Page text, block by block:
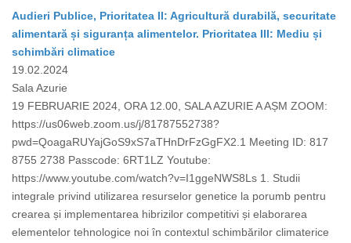
Audieri Publice, Prioritatea II: Agricultură durabilă, securitate
alimentară și siguranța alimentelor. Prioritatea III: Mediu și
schimbări climatice
19.02.2024
Sala Azurie
19 FEBRUARIE 2024, ORA 12.00, SALA AZURIE A AȘM ZOOM:
https://us06web.zoom.us/j/81787552738?
pwd=QoagaRUYajGoS9xS7aTHnDrFzGgFX2.1 Meeting ID: 817
8755 2738 Passcode: 6RT1LZ Youtube:
https://www.youtube.com/watch?v=I1ggeNWS8Ls 1. Studii
integrale privind utilizarea resurselor genetice la porumb pentru
crearea și implementarea hibrizilor competitivi și elaborarea
elementelor tehnologice noi în contextul schimbărilor climaterice